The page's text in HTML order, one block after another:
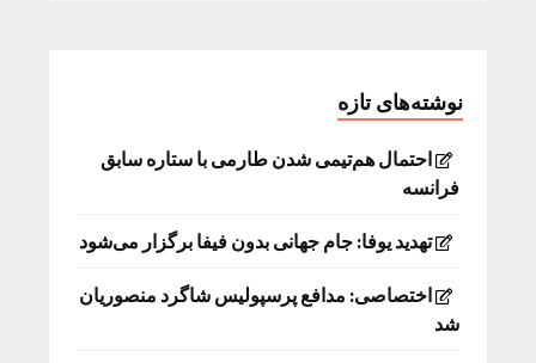
نوشته‌های تازه
احتمال هم‌تیمی شدن طارمی با ستاره سابق
فرانسه
تهدید یوفا: جام جهانی بدون فیفا برگزار می‌شود
اختصاصی: مدافع پرسپولیس شاگرد منصوریان
شد